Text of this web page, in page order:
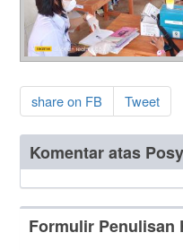
share on FB Tweet
Komentar atas
Formulir Penulisan